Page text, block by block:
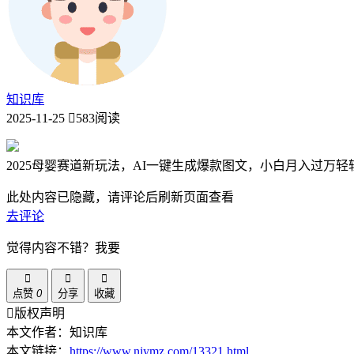
知识库
2025-11-25
583阅读
2025母婴赛道新玩法，AI一键生成爆款图文，小白月入过万轻
此处内容已隐藏，请评论后刷新页面查看
去评论
觉得内容不错？我要
点赞 0 分享 收藏
版权声明
本文作者：知识库